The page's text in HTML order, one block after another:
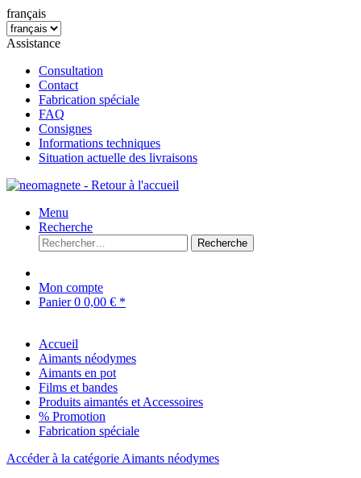
français
Assistance
Consultation
Contact
Fabrication spéciale
FAQ
Consignes
Informations techniques
Situation actuelle des livraisons
Menu
Recherche
Recherche
Mon compte
Panier0 0,00 € *
Accueil
Aimants néodymes
Aimants en pot
Films et bandes
Produits aimantés et Accessoires
% Promotion
Fabrication spéciale
Accéder à la catégorie Aimants néodymes